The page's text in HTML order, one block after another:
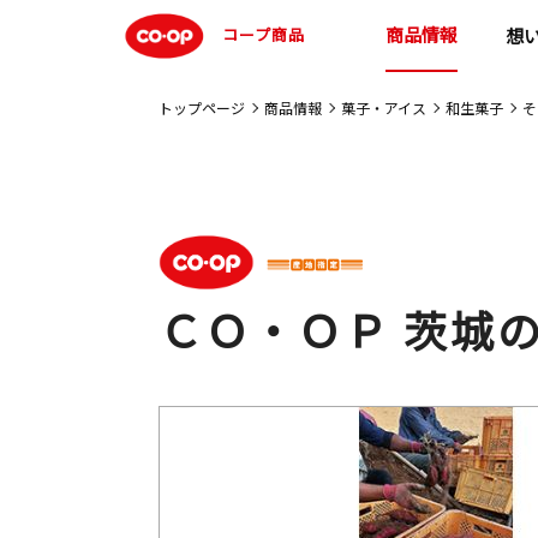
コープ商品 商品情報 想
トップページ 商品情報 菓子・アイス 和生菓子
ＣＯ・ＯＰ 茨城